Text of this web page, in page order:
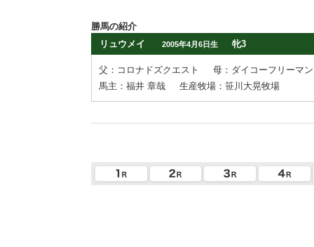
勝馬の紹介
リュウメイ
2005年4月6日生 牝3
父：コロナドズクエスト
母：ダイコーフリーマン
馬主：福井 章哉
生産牧場：笹川大晃牧場